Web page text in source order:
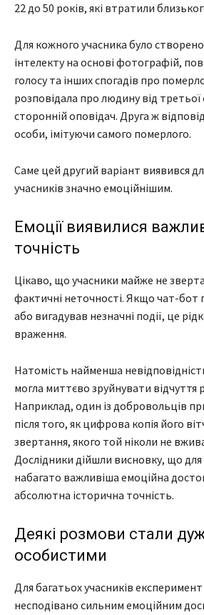
22 до 50 років, які втратили
Для кожного учасника було створено
інтелекту на основі фотографій,
голосу та інших спогадів про
розповідала про людину від третьої
сторонній оповідач. Друга ж
особи, імітуючи самого померлого.
Саме цей другий варіант виявився
учасників значно емоційнішим.
Емоції виявилися
точність
Цікаво, що учасники майже не
фактичні неточності. Якщо чат-бот
або вигадував незначні події, це
враження.
Натомість найменша
могла миттєво зруйнувати відчуття
Наприклад, один із добровольців
після того, як цифрова копія його
звертання, якого той ніколи не
Дослідники дійшли висновку, що для
набагато важливіша емоційна
абсолютна історична точність.
Деякі розмови стали
особистими
Для багатьох учасників
несподівано сильним емоційним